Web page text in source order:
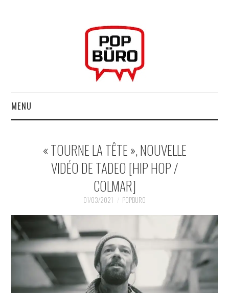
MENU
MUSIQUESACTUELLES.NET
GABBA GABBA HEY !
INDÉPENDANTS
DOKO
« TOURNE LA TÊTE », NOUVELLE
VIDÉO DE TADEO [HIP HOP /
COLMAR]
01/03/2021 POPBURO